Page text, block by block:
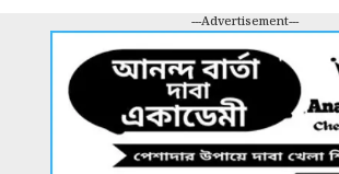
---Advertisement---